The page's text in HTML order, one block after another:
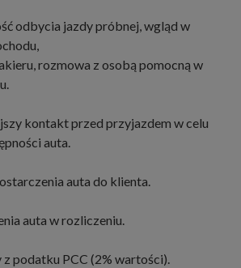
odbycia jazdy próbnej, wgląd w
rozmowa z osobą pomocną w
kontakt przed przyjazdem w celu
auta.
auta do klienta.
auta w rozliczeniu.
podatku PCC (2% wartości).